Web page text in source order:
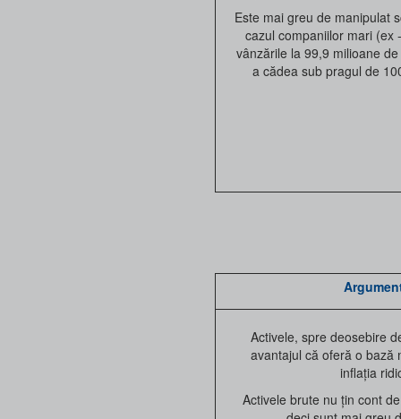
Este mai greu de manipulat
cazul companiilor mari (ex
vânzările la 99,9 milioane
a cădea sub pragul de
Activele, spre deosebire
avantajul că oferă o bază
inflația
Activele brute nu țin cont